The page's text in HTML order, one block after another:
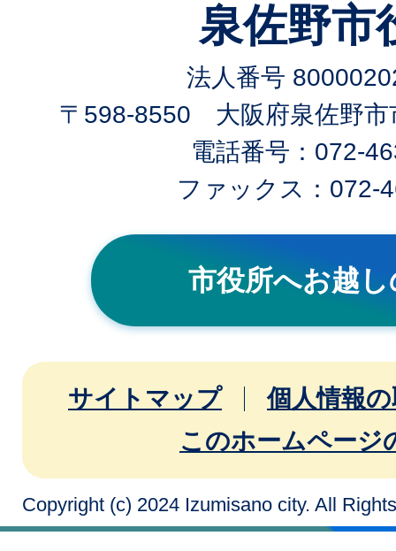
泉佐野市
法人番号
〒598-8550 大阪府泉佐野市
電話番号：072-
ファックス：072-
市役所へお越
サイトマップ
個人情報
このホームページ
Copyright (c) 2024 Izumisano city. All